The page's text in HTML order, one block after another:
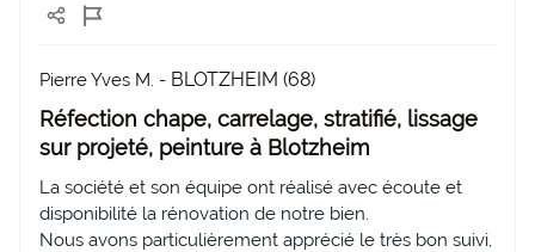
Pierre Yves M. - BLOTZHEIM (68)
Réfection chape, carrelage, stratifié, lissage
sur projeté, peinture à Blotzheim
La société et son équipe ont réalisé avec écoute et
disponibilité la rénovation de notre bien.
Nous avons particulièrement apprécié le très bon suivi,